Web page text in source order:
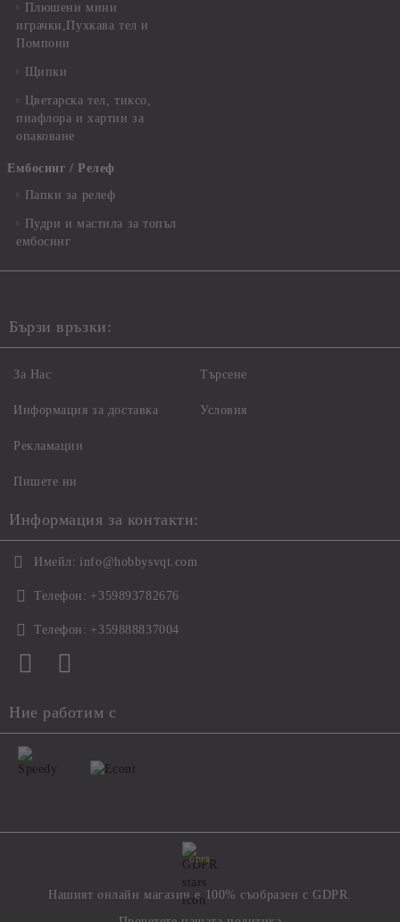
Плюшени мини
играчки,Пухкава тел и
Помпони
Щипки
Цветарска тел, тиксо,
пиафлора и хартии за
опаковане
Ембосинг / Релеф
Папки за релеф
Пудри и мастила за топъл
ембосинг
Бързи връзки:
За Нас
Информация за доставка
Рекламации
Пишете ни
Търсене
Условия
Информация за контакти:
Имейл: info@hobbysvqt.com
Телефон: +359893782676
Телефон: +359888837004
Ние работим с
GDPR
Нашият онлайн магазин е 100% съобразен с GDPR.